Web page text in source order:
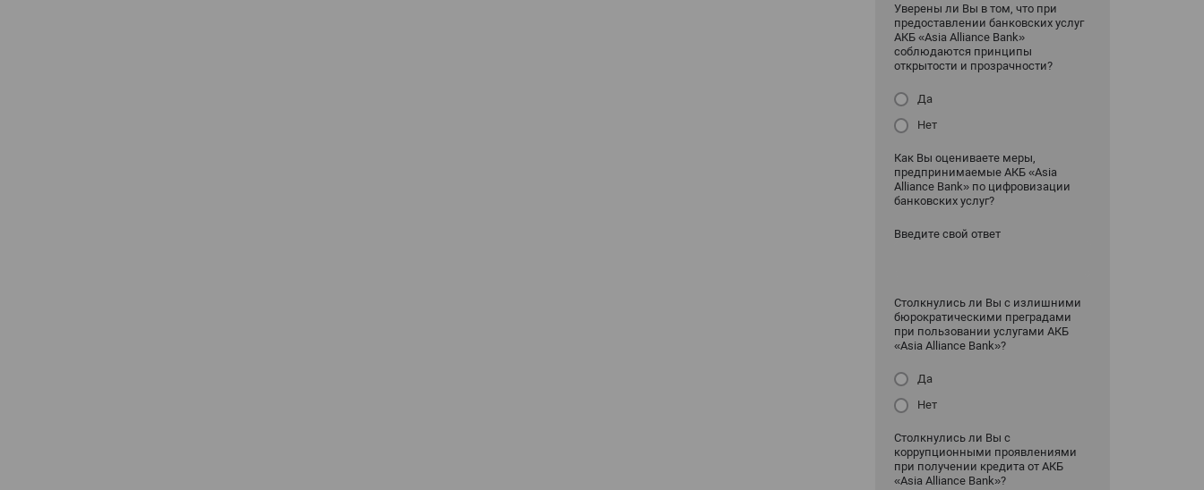
Уверены ли Вы в том, что при
предоставлении банковских услуг
АКБ «Asia Alliance Bank»
соблюдаются принципы
открытости и прозрачности?
Да
Нет
Как Вы оцениваете меры,
предпринимаемые АКБ «Asia
Alliance Bank» по цифровизации
банковских услуг?
Введите свой ответ
Столкнулись ли Вы с излишними
бюрократическими преградами
при пользовании услугами АКБ
«Asia Alliance Bank»?
Да
Нет
Столкнулись ли Вы с
коррупционными проявлениями
при получении кредита от АКБ
«Asia Alliance Bank»?